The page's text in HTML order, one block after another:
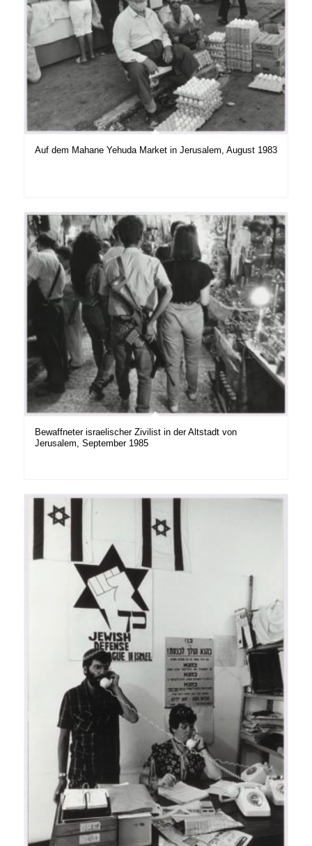
Auf dem Mahane Yehuda Market in Jerusalem, August 1983
Bewaffneter israelischer Zivilist in der Altstadt von
Jerusalem, September 1985